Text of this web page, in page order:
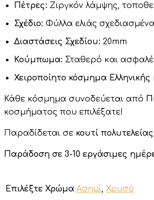
Πέτρες: Ζιργκόν λάμψης,
Σχέδιο: Φύλλα ελιάς
Διαστάσεις Σχεδίου: 20mm
Κούμπωμα: Σταθερό και
Χειροποίητο κόσμημα
Κάθε κόσμημα συνοδεύεται από
κοσμήματος που επιλέξατε!
Παραδίδεται σε κουτί πολυτελείας
Παράδοση σε 3-10 εργάσιμες
Επιλέξτε Χρώμα Ασημί, Χρυσό